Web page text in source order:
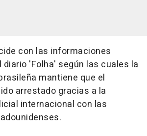
con las informaciones
diario 'Folha' según las cuales la
mantiene que el
arrestado gracias a la
internacional con las